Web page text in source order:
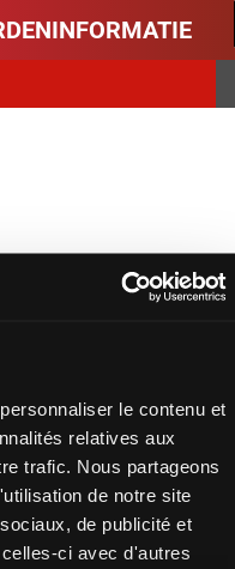
le contenu et
relatives aux
trafic. Nous partageons
de notre site
de publicité et
ci avec d'autres